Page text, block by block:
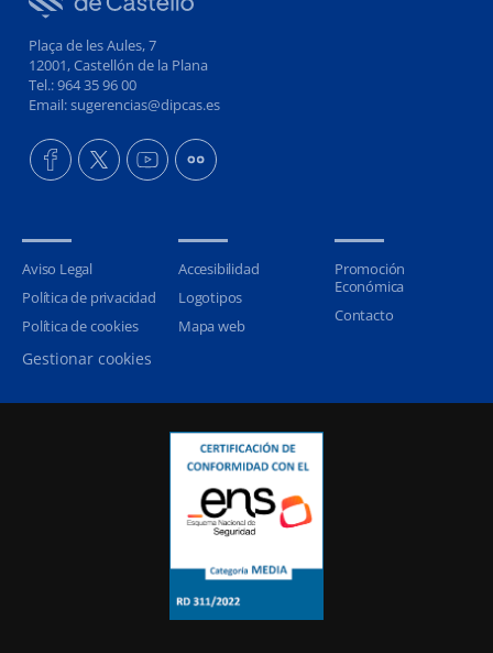
Plaça de les Aules, 7
12001, Castellón de la Plana
Tel.: 964 35 96 00
Email: sugerencias@dipcas.es
Aviso Legal
Política de privacidad
Política de cookies
Gestionar cookies
Accesibilidad
Logotipos
Mapa web
Promoción
Económica
Contacto